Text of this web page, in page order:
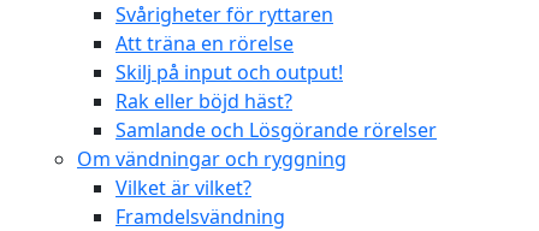
Svårigheter för ryttaren
Att träna en rörelse
Skilj på input och output!
Rak eller böjd häst?
Samlande och Lösgörande rörelser
Om vändningar och ryggning
Vilket är vilket?
Framdelsvändning